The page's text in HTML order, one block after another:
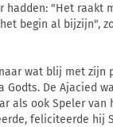
hadden: "Het raakt
begin al bijzijn",
wat blij met zijn
Godts. De Ajacied
als ook Speler van
feliciteerde hij